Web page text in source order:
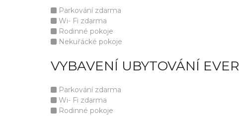
Parkování zdarma
Wi- Fi zdarma
Rodinné pokoje
Nekuřácké pokoje
VYBAVENÍ UBYTOVÁNÍ
Parkování zdarma
Wi- Fi zdarma
Rodinné pokoje